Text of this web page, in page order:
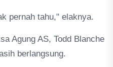
pernah tahu," elaknya.
Agung AS, Todd Blanche
berlangsung.